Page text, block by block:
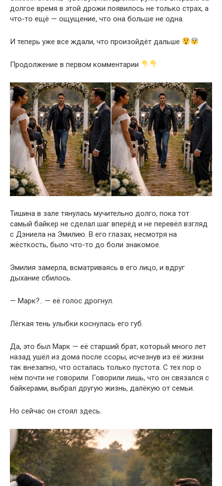
долгое время в этой дрожи появилось не только страх, а
что-то ещё — ощущение, что она больше не одна.
И теперь уже все ждали, что произойдёт дальше
Продолжение в первом комментарии
Тишина в зале тянулась мучительно долго, пока тот
самый байкер не сделал шаг вперёд и не перевёл взгляд
с Дэниела на Эмилию. В его глазах, несмотря на
жёсткость, было что-то до боли знакомое.
Эмилия замерла, всматриваясь в его лицо, и вдруг
дыхание сбилось.
— Марк?.. — её голос дрогнул.
Лёгкая тень улыбки коснулась его губ.
Да, это был Марк — её старший брат, который много лет
назад ушёл из дома после ссоры, исчезнув из её жизни
так внезапно, что осталась только пустота. С тех пор о
нём почти не говорили. Говорили лишь, что он связался с
байкерами, выбрал другую жизнь, далёкую от семьи.
Но сейчас он стоял здесь.